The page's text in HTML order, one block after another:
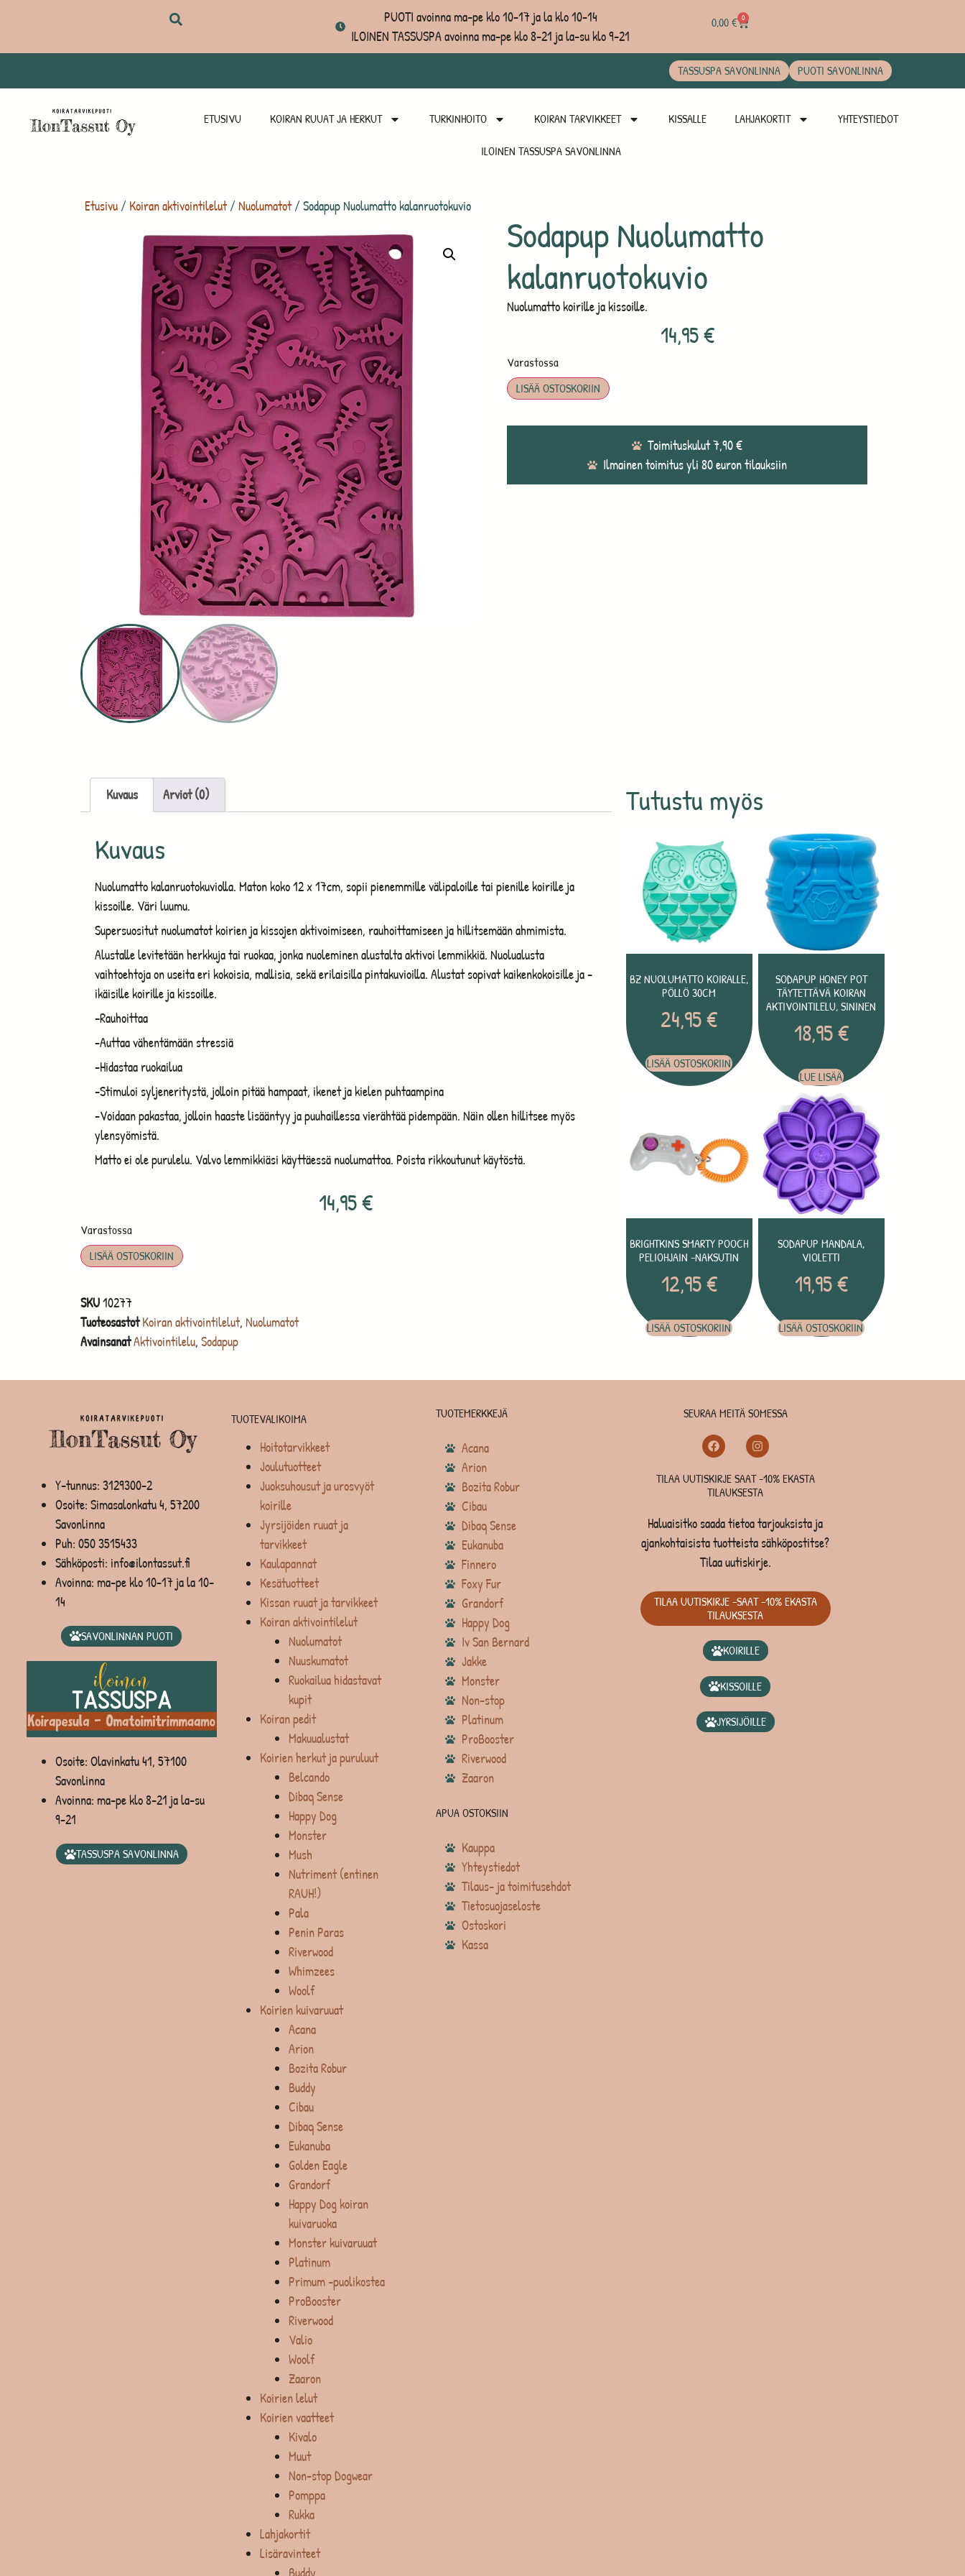
PUOTI avoinna ma-pe klo 10-17 ja la klo 10-14
ILOINEN TASSUSPA avoinna ma-pe klo 8-21 ja la-su klo 9-21
0,00€ 0
TASSUSPA SAVONLINNA PUOTI SAVONLINNA
ETUSIVU KOIRAN RUUAT JA HERKUT TURKINHOITO KOIRAN TARVIKKEET KISSALLE LAHJAKORTIT YHTEYSTIEDOT
ILOINEN TASSUSPA SAVONLINNA
Etusivu/Koiran aktivointilelut/Nuolumatot/ Sodapup Nuolumatto kalanruotokuvio
Sodapup Nuolumatto
kalanruotokuvio
Nuolumatto koirille ja kissoille.
14,95€
Varastossa
LISÄÄ OSTOSKORIIN
Toimituskulut 7,90 €
Ilmainen toimitus yli 80 euron tilauksiin
Tutustu myös
BZ NUOLUMATTO KOIRALLE,
PÖLLÖ 30CM
24,95€
LISÄÄ OSTOSKORIIN
SODAPUP HONEY POT
TÄYTETTÄVÄ KOIRAN
AKTIVOINTILELU, SININEN
18,95€
LUE LISÄÄ
BRIGHTKINS SMARTY POOCH
PELIOHJAIN -NAKSUTIN
12,95€
LISÄÄ OSTOSKORIIN
SODAPUP MANDALA,
VIOLETTI
19,95€
LISÄÄ OSTOSKORIIN
Kuvaus Arviot (0)
Kuvaus
Nuolumatto kalanruotokuviolla. Maton koko 12 x 17cm, sopii pienemmille välipaloille tai pienille koirille ja
kissoille. Väri luumu.
Supersuositut nuolumatot koirien ja kissojen aktivoimiseen, rauhoittamiseen ja hillitsemään ahmimista.
Alustalle levitetään herkkuja tai ruokaa, jonka nuoleminen alustalta aktivoi lemmikkiä. Nuolualusta
vaihtoehtoja on useita eri kokoisia, mallisia, sekä erilaisilla pintakuvioilla. Alustat sopivat kaikenkokoisille ja -
ikäisille koirille ja kissoille.
-Rauhoittaa
-Auttaa vähentämään stressiä
-Hidastaa ruokailua
-Stimuloi syljeneritystä, jolloin pitää hampaat, ikenet ja kielen puhtaampina
-Voidaan pakastaa, jolloin haaste lisääntyy ja puuhaillessa vierähtää pidempään. Näin ollen hillitsee myös
ylensyömistä.
Matto ei ole purulelu. Valvo lemmikkiäsi käyttäessä nuolumattoa. Poista rikkoutunut käytöstä.
14,95€
Varastossa
LISÄÄ OSTOSKORIIN
SKU10277
Tuoteosastot Koiran aktivointilelut, Nuolumatot
AvainsanatAktivointilelu, Sodapup
Y-tunnus: 3129300-2
Osoite: Simasalonkatu 4, 57200
Savonlinna
Puh: 050 3515433
Sähköposti: info@ilontassut.fi
Avoinna: ma-pe klo 10-17 ja la 10-
14
SAVONLINNAN PUOTI
Osoite: Olavinkatu 41, 57100
Savonlinna
Avoinna: ma-pe klo 8-21 ja la-su
9-21
TASSUSPA SAVONLINNA
TUOTEVALIKOIMA
Hoitotarvikkeet
Joulutuotteet
Juoksuhousut ja urosvyöt
koirille
Jyrsijöiden ruuat ja
tarvikkeet
Kaulapannat
Kesätuotteet
Kissan ruuat ja tarvikkeet
Koiran aktivointilelut
Nuolumatot
Nuuskumatot
Ruokailua hidastavat
kupit
Koiran pedit
Makuualustat
Koirien herkut ja puruluut
Belcando
Dibaq Sense
Happy Dog
Monster
Mush
Nutriment (entinen
RAUH!)
Pala
Penin Paras
Riverwood
Whimzees
Woolf
Koirien kuivaruuat
Acana
Arion
Bozita Robur
Buddy
Cibau
Dibaq Sense
Eukanuba
Golden Eagle
Grandorf
Happy Dog koiran
kuivaruoka
Monster kuivaruuat
Platinum
Primum -puolikostea
ProBooster
Riverwood
Valio
Woolf
Zaaron
Koirien lelut
Koirien vaatteet
Kivalo
Muut
Non-stop Dogwear
Pomppa
Rukka
Lahjakortit
Lisäravinteet
TUOTEMERKKEJÄ
Acana
Arion
Bozita Robur
Cibau
Dibaq Sense
Eukanuba
Finnero
Foxy Fur
Grandorf
Happy Dog
Iv San Bernard
Jakke
Monster
Non-stop
Platinum
ProBooster
Riverwood
Zaaron
APUA OSTOKSIIN
Kauppa
Yhteystiedot
Tilaus- ja toimitusehdot
Tietosuojaseloste
Ostoskori
Kassa
SEURAA MEITÄ SOMESSA
TILAA UUTISKIRJE SAAT -10% EKASTA
TILAUKSESTA
Haluaisitko saada tietoa tarjouksista ja
ajankohtaisista tuotteista sähköpostitse?
Tilaa uutiskirje.
TILAA UUTISKIRJE -SAAT -10% EKASTA
TILAUKSESTA
KOIRILLE
KISSOILLE
JYRSIJÖILLE